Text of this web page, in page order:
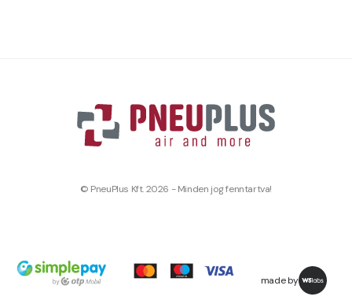
© PneuPlus Kft. 2026 - Minden jog fenntartva!
made by